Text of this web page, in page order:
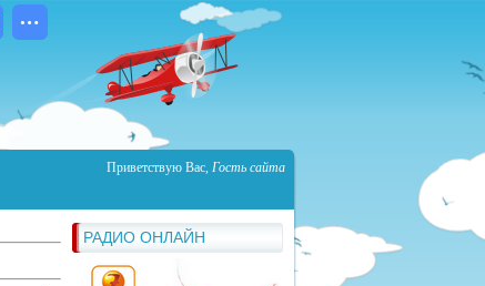
Приветствую Вас, Гость сайта
РАДИО ОНЛАЙН